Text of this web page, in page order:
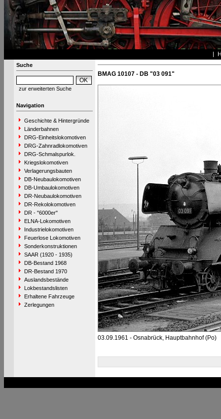
Suche
zur erweiterten Suche
Navigation
Geschichte & Hintergründe
Länderbahnen
DRG-Einheitslokomotiven
DRG-Zahnradlokomotiven
DRG-Schmalspurlok.
Kriegslokomotiven
Verlagerungsbauten
DB-Neubaulokomotiven
DB-Umbaulokomotiven
DR-Neubaulokomotiven
DR-Rekolokomotiven
DR - "6000er"
ELNA-Lokomotiven
Industrielokomotiven
Feuerlose Lokomotiven
Sonderkonstruktionen
SAAR (1920 - 1935)
DB-Bestand 1968
DR-Bestand 1970
Auslandsbestände
Lokbestandslisten
Erhaltene Fahrzeuge
Zerlegungen
BMAG 10107 - DB "03 091"
03.09.1961 - Osnabrück, Hauptbahnhof (Po)